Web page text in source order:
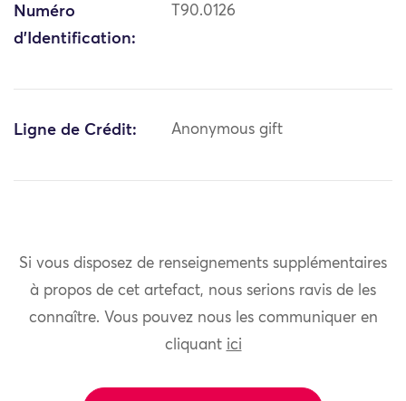
Numéro
d'Identification:
T90.0126
Ligne de Crédit: Anonymous gift
Si vous disposez de renseignements supplémentaires
à propos de cet artefact, nous serions ravis de les
connaître. Vous pouvez nous les communiquer en
cliquant ici